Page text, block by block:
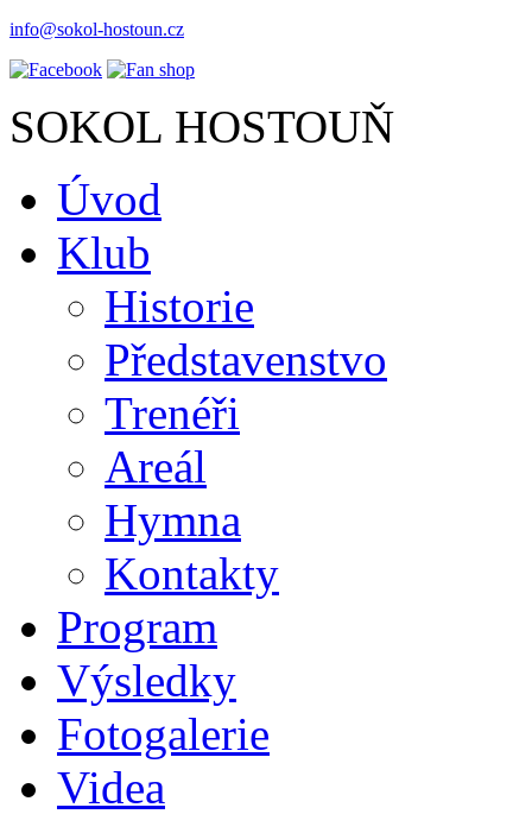
info@sokol-hostoun.cz
SOKOL HOSTOUŇ
Úvod
Klub
Historie
Představenstvo
Trenéři
Areál
Hymna
Kontakty
Program
Výsledky
Fotogalerie
Videa